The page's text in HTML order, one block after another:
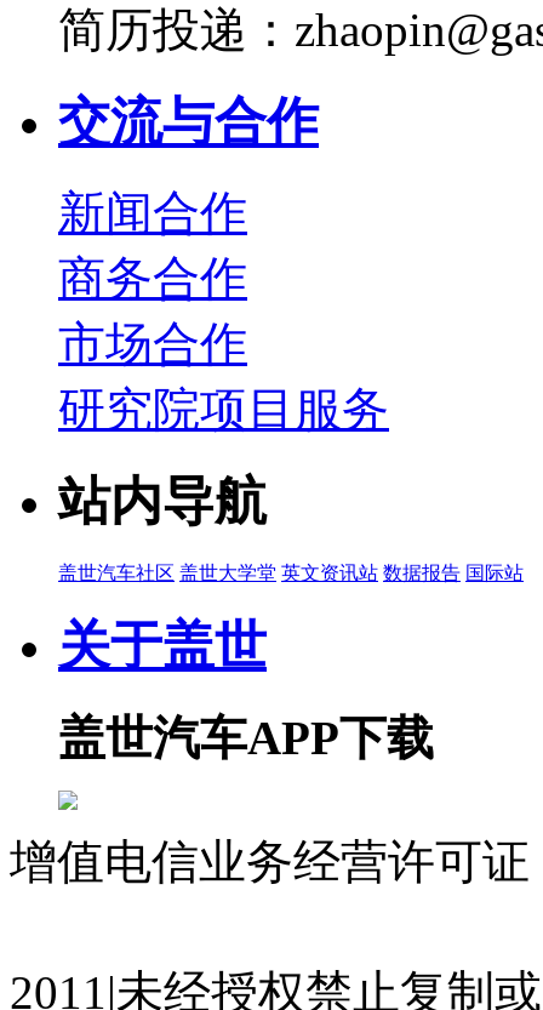
简历投递：
交流与合作
新闻合作
商务合作
市场合作
研究院项目服务
站内导航
盖世汽车社区 盖世大学堂 英文资讯站 数据报告 国际站
关于盖世
盖世汽车APP下载
增值电信业务经营许可
2011|未经授权禁止复制